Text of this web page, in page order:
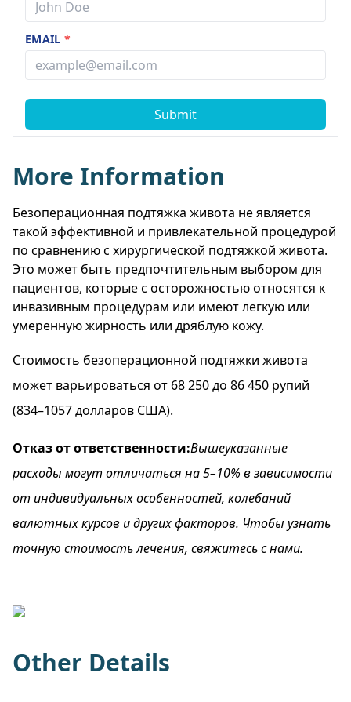
EMAIL*
Submit
More Information
Безоперационная подтяжка живота не является
такой эффективной и привлекательной процедурой
по сравнению с хирургической подтяжкой живота.
Это может быть предпочтительным выбором для
пациентов, которые с осторожностью относятся к
инвазивным процедурам или имеют легкую или
умеренную жирность или дряблую кожу.
Стоимость безоперационной подтяжки живота
может варьироваться от 68 250 до 86 450 рупий
(834–1057 долларов США).
Отказ от ответственности:Вышеуказанные
расходы могут отличаться на 5–10% в зависимости
от индивидуальных особенностей, колебаний
валютных курсов и других факторов. Чтобы узнать
точную стоимость лечения, свяжитесь с нами.
Other Details